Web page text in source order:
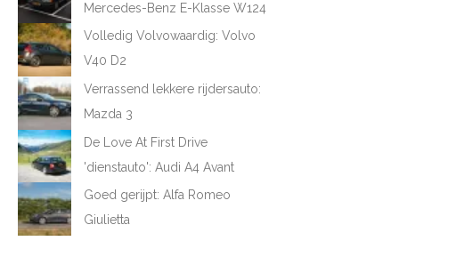
Mercedes-Benz E-Klasse W124
Volledig Volvowaardig: Volvo
V40 D2
Verrassend lekkere rijdersauto:
Mazda 3
De Love At First Drive
'dienstauto': Audi A4 Avant
Goed gerijpt: Alfa Romeo
Giulietta